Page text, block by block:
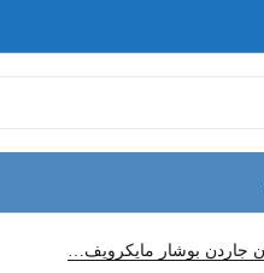
امريكان جاردن بوشار مايكرويف هوت سبايسي 240 غم